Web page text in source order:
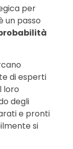
per
un passo
di esperti
loro
degli
e pronti
si